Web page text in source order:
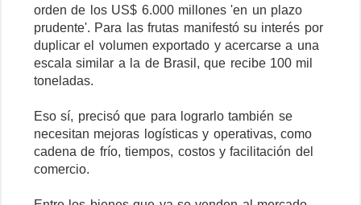
orden de los US$ 6.000 millones 'en un plazo
prudente'. Para las frutas manifestó su interés por
duplicar el volumen exportado y acercarse a una
escala similar a la de Brasil, que recibe 100 mil
toneladas.
Eso sí, precisó que para lograrlo también se
necesitan mejoras logísticas y operativas, como
cadena de frío, tiempos, costos y facilitación del
comercio.